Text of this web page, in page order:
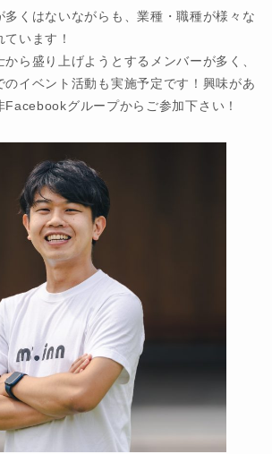
多くはないながらも、業種・職種が様々な
います！
ら盛り上げようとするメンバーが多く、
のイベント活動も実施予定です！興味があ
Facebookグループからご参加下さい！